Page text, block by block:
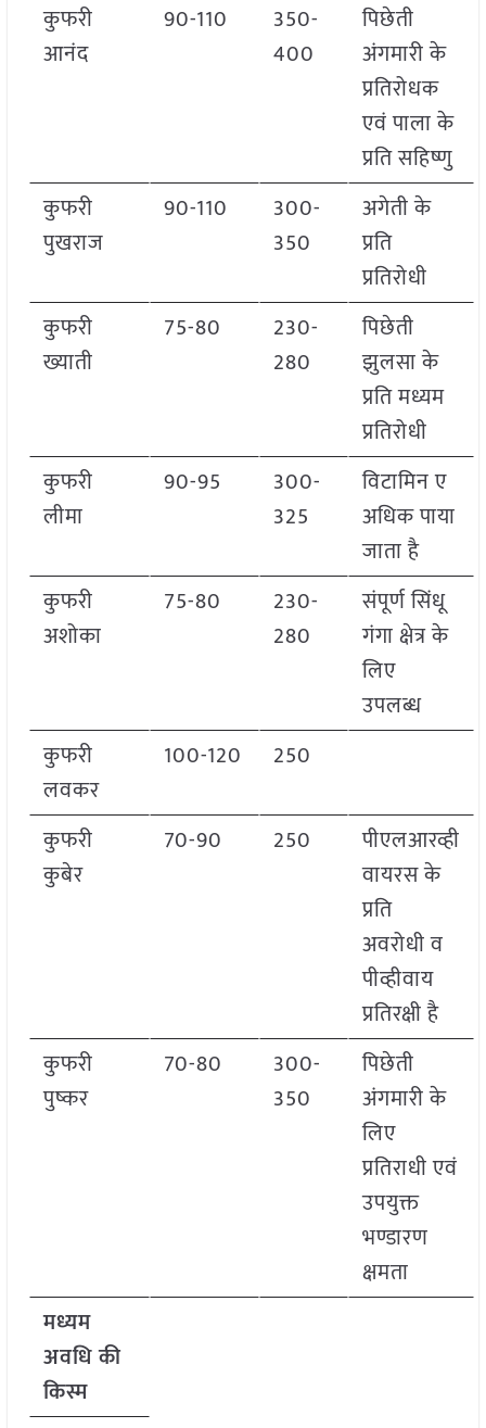
कुफरी
आनंद
90-110
350-
400
पिछेती
अंगमारी के
प्रतिरोधक
एवं पाला के
प्रति सहिष्णु
कुफरी
पुखराज
90-110
300-
350
अगेती के
प्रति
प्रतिरोधी
कुफरी
ख्याती
75-80
230-
280
पिछेती
झुलसा के
प्रति मध्यम
प्रतिरोधी
कुफरी
लीमा
90-95
300-
325
विटामिन ए
अधिक पाया
जाता है
कुफरी
अशोका
75-80
230-
280
संपूर्ण सिंधू
गंगा क्षेत्र के
लिए
उपलब्ध
कुफरी
लवकर
100-120 250
कुफरी
कुबेर
70-90 250
पीएलआरव्ही
वायरस के
प्रति
अवरोधी व
पीव्हीवाय
प्रतिरक्षी है
कुफरी
पुष्कर
70-80
300-
350
पिछेती
अंगमारी के
लिए
प्रतिराधी एवं
उपयुक्त
भण्डारण
क्षमता
मध्यम
अवधि की
किस्म